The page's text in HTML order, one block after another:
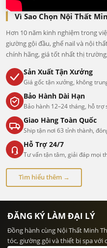
Vì Sao Chọn Nội Thất
Hơn 10 năm kinh nghiệm trong
giường gội đầu, ghế nail và nội
chính hãng, giá tốt nhất thị
Sản Xuất Tận Xưởng
Giá gốc tận xưởng, không
Bảo Hành Dài Hạn
Bảo hành 12–24 tháng, hỗ trợ
Giao Hàng Toàn Quốc
Ship tận nơi 63 tỉnh thành,
Hỗ Trợ 24/7
Tư vấn tận tâm, giải đáp mọi
Tìm hiểu thêm →
ĐĂNG KÝ LÀM ĐẠI LÝ
Đồng hành cùng Nội Thất Minh
tóc, giường gội và thiết bị spa với